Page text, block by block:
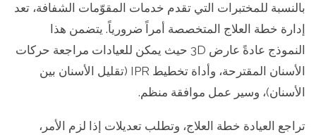
بالنسبة للمختبرات التي تقدم خدمات المقوّمات الشفافة، تعد
إدارة خطة العلاج المتخصصة أمراً ضرورياً. يتضمن هذا
النموذج عادةً عارض 3D حيث يمكن للعيادات مراجعة حركات
الأسنان المقترحة، وأداة تخطيط IPR (تقليل الأسنان بين
الأسنان)، وسير عمل موافقة منظم.
تراجع العيادة خطة العلاج، وتطلب تعديلات إذا لزم الأمر،